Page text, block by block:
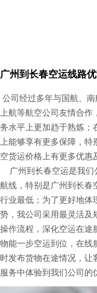
广州到长春空运线路
公司经过多年与国航、
上航等航空公司友情合作
务水平上更加趋于熟炼；
上能够享有更多保障，特
空货运价格上有更多优惠
广州到长春空运是我们
航线，特别是广州到长春
行业最低；为了更好地体
势，我公司采用最灵活及
操作流程，深化空运在途
物能一步空运到位，在线
时发布货物在途情况，让
服务中体验到我们公司的